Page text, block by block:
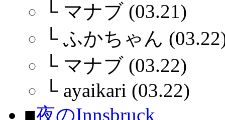
└ マナブ (03.21)
└ ふかちゃん
└ マナブ (03.22)
└ ayaikari (03.22)
■夜のInnsbruck